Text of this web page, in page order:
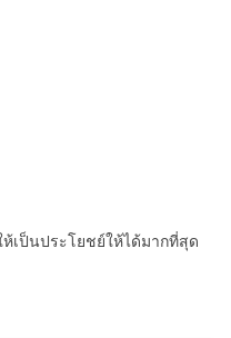
เป็นประโยชย์ให้ได้มากที่สุด